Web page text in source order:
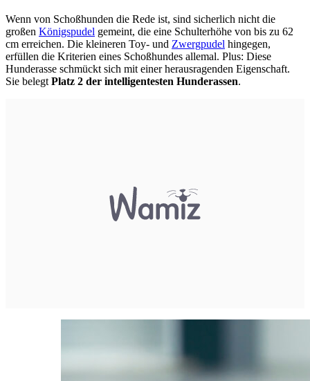
Wenn von Schoßhunden die Rede ist, sind sicherlich nicht die
großen Königspudel gemeint, die eine Schulterhöhe von bis zu 62
cm erreichen. Die kleineren Toy- und Zwergpudel hingegen,
erfüllen die Kriterien eines Schoßhundes allemal. Plus: Diese
Hunderasse schmückt sich mit einer herausragenden Eigenschaft.
Sie belegt Platz 2 der intelligentesten Hunderassen.